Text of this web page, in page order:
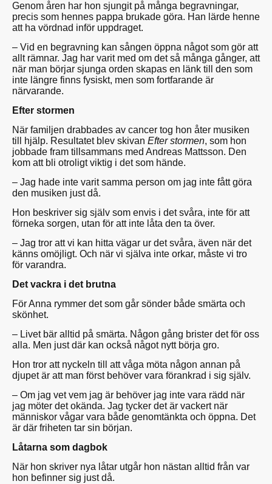
Genom åren har hon sjungit på många begravningar,
precis som hennes pappa brukade göra. Han lärde henne
att ha vördnad inför uppdraget.
– Vid en begravning kan sången öppna något som gör att
allt rämnar. Jag har varit med om det så många gånger, att
när man börjar sjunga orden skapas en länk till den som
inte längre finns fysiskt, men som fortfarande är
närvarande.
Efter stormen
När familjen drabbades av cancer tog hon åter musiken
till hjälp. Resultatet blev skivan Efter stormen, som hon
jobbade fram tillsammans med Andreas Mattsson. Den
kom att bli otroligt viktig i det som hände.
– Jag hade inte varit samma person om jag inte fått göra
den musiken just då.
Hon beskriver sig själv som envis i det svåra, inte för att
förneka sorgen, utan för att inte låta den ta över.
– Jag tror att vi kan hitta vägar ur det svåra, även när det
känns omöjligt. Och när vi själva inte orkar, måste vi tro
för varandra.
Det vackra i det brutna
För Anna rymmer det som går sönder både smärta och
skönhet.
– Livet bär alltid på smärta. Någon gång brister det för oss
alla. Men just där kan också något nytt börja gro.
Hon tror att nyckeln till att våga möta någon annan på
djupet är att man först behöver vara förankrad i sig själv.
– Om jag vet vem jag är behöver jag inte vara rädd när
jag möter det okända. Jag tycker det är vackert när
människor vågar vara både genomtänkta och öppna. Det
är där friheten tar sin början.
Låtarna som dagbok
När hon skriver nya låtar utgår hon nästan alltid från var
hon befinner sig just då.